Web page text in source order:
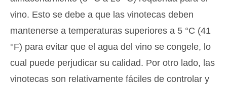
vino. Esto se debe a que las vinotecas deben
mantenerse a temperaturas superiores a 5 °C (41
°F) para evitar que el agua del vino se congele, lo
cual puede perjudicar su calidad. Por otro lado, las
vinotecas son relativamente fáciles de controlar y